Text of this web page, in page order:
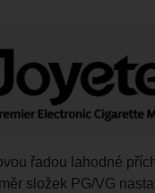
řadou lahodné
složek PG/VG